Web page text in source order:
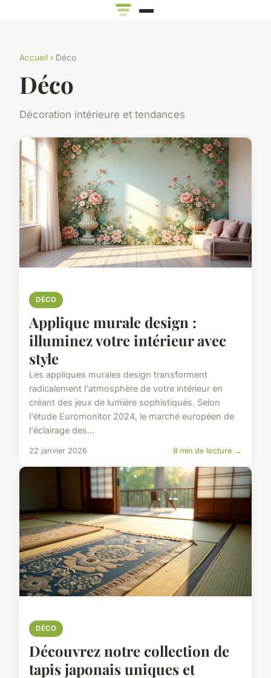
Accueil › Déco
Déco
Décoration intérieure et tendances
DÉCO
Applique murale design :
illuminez votre intérieur avec
style
Les appliques murales design transforment
radicalement l'atmosphère de votre intérieur en
créant des jeux de lumière sophistiqués. Selon
l'étude Euromonitor 2024, le marché européen de
l'éclairage des...
22 janvier 2026 8 min de lecture →
DÉCO
Découvrez notre collection de
tapis japonais uniques et